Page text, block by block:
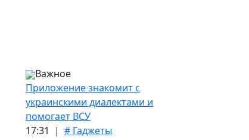
Важное
Приложение знакомит с
украинскими диалектами и
помогает ВСУ
17:31 | # Гаджеты